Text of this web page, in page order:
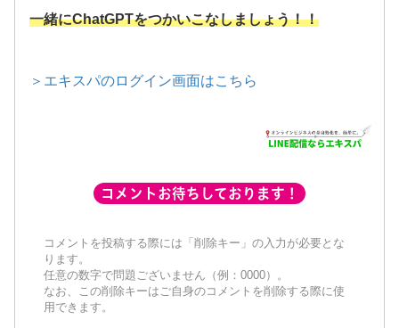
一緒にChatGPTをつかいこなしましょう！！
＞エキスパのログイン画面はこちら
コメントお待ちしております！
コメントを投稿する際には「削除キー」の入力が必要とな
ります。
任意の数字で問題ございません（例：0000）。
なお、この削除キーはご自身のコメントを削除する際に使
用できます。